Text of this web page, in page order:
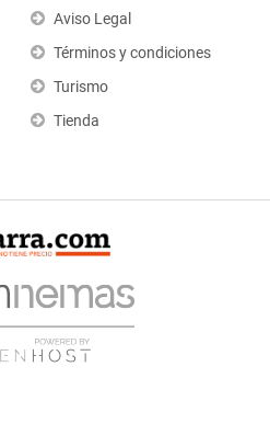
Aviso Legal
Términos y condiciones
Turismo
Tienda